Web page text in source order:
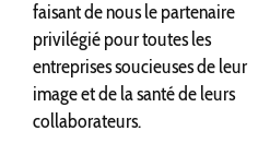
faisant de nous le partenaire
privilégié pour toutes les
entreprises soucieuses de leur
image et de la santé de leurs
collaborateurs.